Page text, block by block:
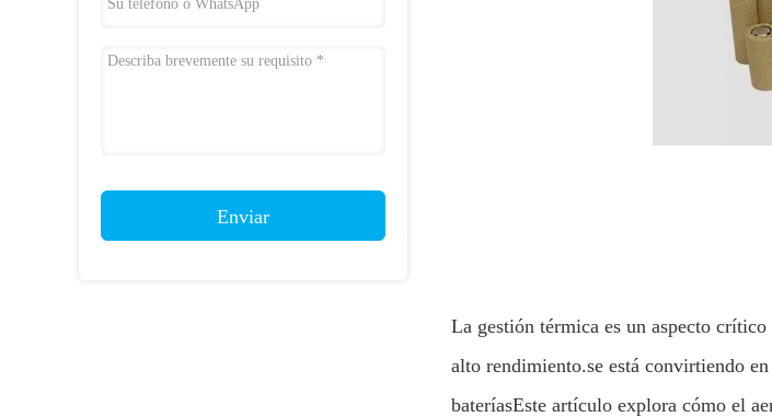
Enviar
La gestión térmica es un aspecto
alto rendimiento.se está convirtiendo
bateríasEste artículo explora cómo el